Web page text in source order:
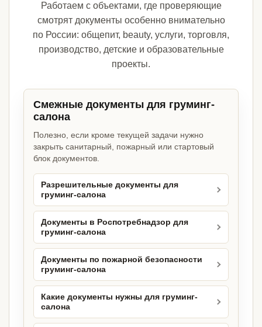
Работаем с объектами, где проверяющие
смотрят документы особенно внимательно
по России: общепит, beauty, услуги, торговля,
производство, детские и образовательные
проекты.
Смежные документы для груминг-
салона
Полезно, если кроме текущей задачи нужно
закрыть санитарный, пожарный или стартовый
блок документов.
Разрешительные документы для
груминг-салона
Документы в Роспотребнадзор для
груминг-салона
Документы по пожарной безопасности
груминг-салона
Какие документы нужны для груминг-
салона